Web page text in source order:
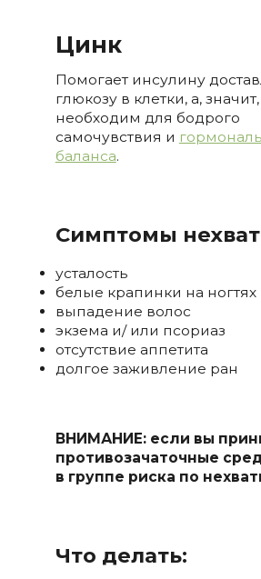
Цинк
Помогает инсулину
глюкозу в клетки, а,
необходим для бодрого
самочувствия и
баланса.
Симптомы
усталость
белые крапинки на ногтях
выпадение волос
экзема и/ или псориаз
отсутствие аппетита
долгое заживление ран
ВНИМАНИЕ: если вы
противозачаточные
в группе риска по
Что делать: